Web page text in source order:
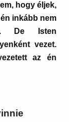
hogy éljek,
inkább nem
. De Isten
vezet.
az én